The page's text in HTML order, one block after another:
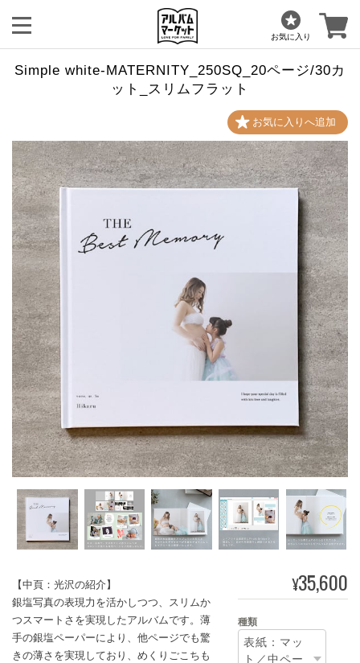
お気に入り
Simple white-MATERNITY_250SQ_20ページ/30カ
ット_スリムフラット
【中頁：光沢の紹介】
銀塩写真の表現力を活かしつつ、スリムか
つスマートさを実現したアルバムです。薄
手の銀塩ペーパーにより、他ページでも驚
きの薄さを実現しており、めくりごこちも
¥35,600
種類